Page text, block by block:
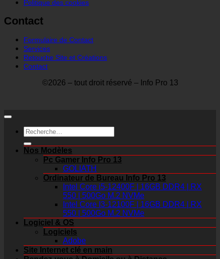
Politique des cookies
Contact
Formulaire de Contact
Services
Retouche Site et Créations
Contact
©2026 – tout droit réservé – Info Pro 13
Recherche
pour :
Nos Modèles
Pc Gamer Info Pro 13
GOLIATH
Ordinateur de Bureau Info Pro 13
Intel Core i5-12400F | 16GB DDR4 | RX
550 | 500Go M.2 NVMe
Intel Core I3-12100F | 16GB DDR4 | RX
550 | 500Go M.2 NVMe
Logiciel & OS
Logiciels
Adobe
Site Internet clé en main